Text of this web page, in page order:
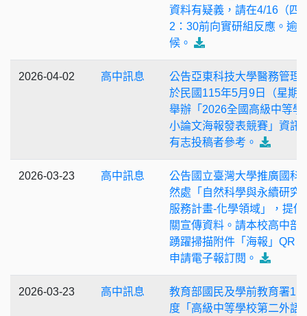
資料有疑義，請在4/16（四
2：30前向實研組反應。逾
候。
2026-04-02 高中訊息
公告亞東科技大學醫務管理
於民國115年5月9日（星期
舉辦「2026全國高級中等學
小論文海報發表競賽」資訊
有志投稿者參考。
2026-03-23 高中訊息
公告國立臺灣大學推廣國科
然處「自然科學與永續研究
服務計畫-化學領域」，提供
關宣傳資料。請本校高中部
踴躍掃描附件「海報」QR
申請電子報訂閱。
2026-03-23 高中訊息
教育部國民及學前教育署
度「高級中等學校第二外語